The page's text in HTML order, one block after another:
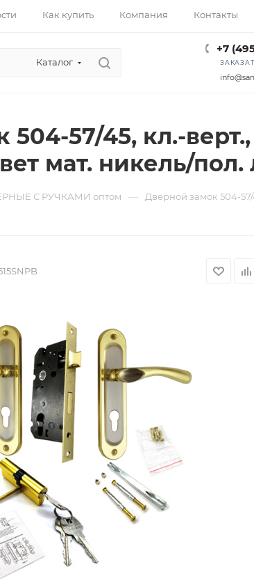
Как купить Компания Контакты
Каталог
+7
57/45, кл.-
мат. никель/пол.
С РУЧКАМИ оптом — Дверной замок 504-